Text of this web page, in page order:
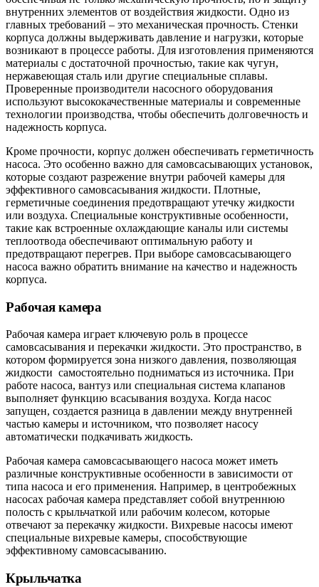
внутренних элементов от воздействия жидкости. Одно из
главных требований – это механическая прочность. Стенки
корпуса должны выдерживать давление и нагрузки, которые
возникают в процессе работы. Для изготовления применяются
материалы с достаточной прочностью, такие как чугун,
нержавеющая сталь или другие специальные сплавы.
Проверенные производители насосного оборудования
используют высококачественные материалы и современные
технологии производства, чтобы обеспечить долговечность и
надежность корпуса.
Кроме прочности, корпус должен обеспечивать герметичность
насоса. Это особенно важно для самовсасывающих установок,
которые создают разрежение внутри рабочей камеры для
эффективного самовсасывания жидкости. Плотные,
герметичные соединения предотвращают утечку жидкости
или воздуха. Специальные конструктивные особенности,
такие как встроенные охлаждающие каналы или системы
теплоотвода обеспечивают оптимальную работу и
предотвращают перегрев. При выборе самовсасывающего
насоса важно обратить внимание на качество и надежность
корпуса.
Рабочая камера
Рабочая камера играет ключевую роль в процессе
самовсасывания и перекачки жидкости. Это пространство, в
котором формируется зона низкого давления, позволяющая
жидкости самостоятельно подниматься из источника. При
работе насоса, вантуз или специальная система клапанов
выполняет функцию всасывания воздуха. Когда насос
запущен, создается разница в давлении между внутренней
частью камеры и источником, что позволяет насосу
автоматически подкачивать жидкость.
Рабочая камера самовсасывающего насоса может иметь
различные конструктивные особенности в зависимости от
типа насоса и его применения. Например, в центробежных
насосах рабочая камера представляет собой внутреннюю
полость с крыльчаткой или рабочим колесом, которые
отвечают за перекачку жидкости. Вихревые насосы имеют
специальные вихревые камеры, способствующие
эффективному самовсасыванию.
Крыльчатка